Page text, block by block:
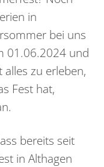
in
bei uns
01.06.2024 und
zu erleben,
Fest hat,
bereits seit
in Althagen